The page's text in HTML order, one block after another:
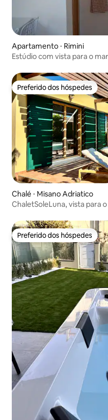
Apartamento ⋅ Rimini
Estúdio com vista para o mar
Preferido dos hóspedes
Preferido dos hóspedes
Chalé ⋅ Misano Adriatico
ChaletSoleLuna, vista para
Preferido dos hóspedes
Preferido dos hóspedes